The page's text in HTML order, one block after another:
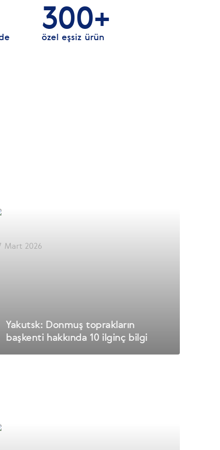
300+
özel eşsiz ürün
Yakutsk: Donmuş toprakların
başkenti hakkında 10 ilginç bilgi
Mart 2026